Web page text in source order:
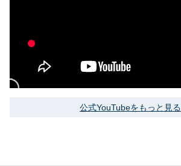
公式YouTubeをもっと見る